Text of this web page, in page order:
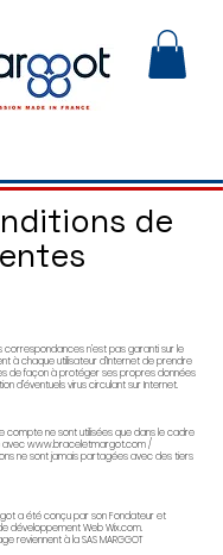
de
n’est pas garanti sur le
à chaque utilisateur d’Internet de prendre
de façon à protéger ses propres données
d’éventuels virus circulant sur Internet.
compte ne sont utilisées que dans le cadre
avecwww.braceletmargot.com/
ne sont jamais partagées avec des tiers
a été conçu par son Fondateur et
développement Web Wix.com.
reviennent à la SAS MARGGOT